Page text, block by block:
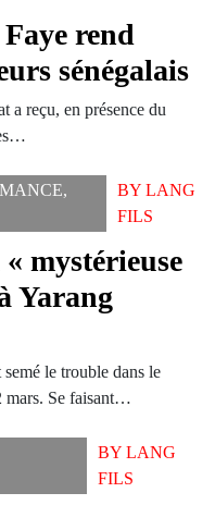
rend
sénégalais
a reçu, en présence du
,
BY LANG
FILS
mystérieuse
Yarang
le trouble dans le
mars. Se faisant…
BY LANG
FILS